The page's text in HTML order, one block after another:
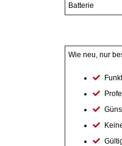
Fertiggerichte trocken
Frühstück / Cerealien
Batterie
Wie neu, nur